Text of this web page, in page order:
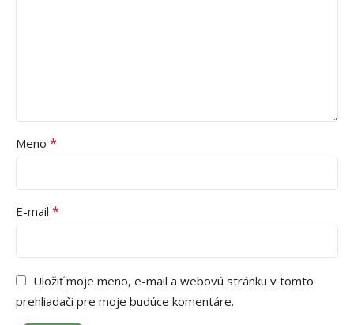
Meno *
E-mail *
Uložiť moje meno, e-mail a webovú stránku v tomto
prehliadači pre moje budúce komentáre.